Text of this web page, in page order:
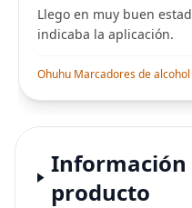
Llego en muy buen
indicaba la aplicación.
Información
producto